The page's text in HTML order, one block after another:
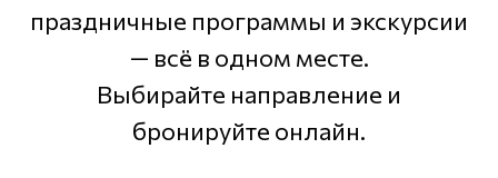
праздничные программы и экскурсии
— всё в одном месте.
Выбирайте направление и
бронируйте онлайн.